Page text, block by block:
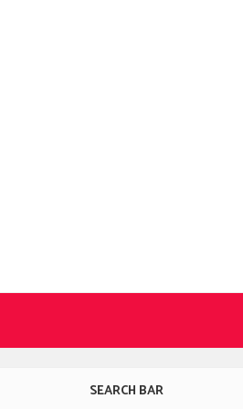
SEARCH BAR